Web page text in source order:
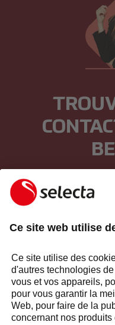
Ma demande
OBTENIR UNE
OBTENIR DU
Prénom*